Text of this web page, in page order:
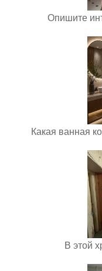
Опишите
Какая ванная
В этой